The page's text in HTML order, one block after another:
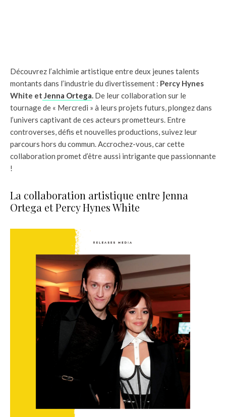
Découvrez l’alchimie artistique entre deux jeunes talents
montants dans l’industrie du divertissement : Percy Hynes
White et Jenna Ortega. De leur collaboration sur le
tournage de « Mercredi » à leurs projets futurs, plongez dans
l’univers captivant de ces acteurs prometteurs. Entre
controverses, défis et nouvelles productions, suivez leur
parcours hors du commun. Accrochez-vous, car cette
collaboration promet d’être aussi intrigante que passionnante
!
La collaboration artistique entre Jenna
Ortega et Percy Hynes White